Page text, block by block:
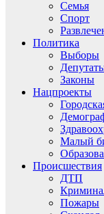
Семья
Спорт
Политика
Выборы
Законы
Нацпроекты
Малый
Происшествия
ДТП
Пожары